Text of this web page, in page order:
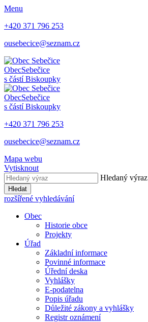
Menu
+420 371 796 253
ousebecice@seznam.cz
ObecSebečice
s částí Biskoupky
ObecSebečice
s částí Biskoupky
+420 371 796 253
ousebecice@seznam.cz
Mapa webu
Vytisknout
Hledaný výraz
Hledat
rozšířené vyhledávání
Obec
Historie obce
Projekty
Úřad
Základní informace
Povinné informace
Úřední deska
Vyhlášky
E-podatelna
Popis úřadu
Důležité zákony a vyhlášky
Registr oznámení